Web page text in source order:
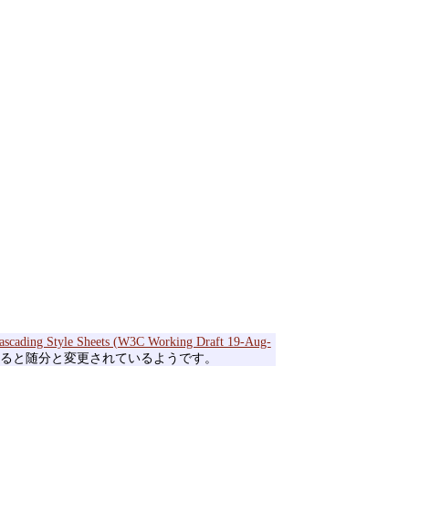
Style Sheets (W3C Working Draft 19-Aug-
と随分と変更されているようです。